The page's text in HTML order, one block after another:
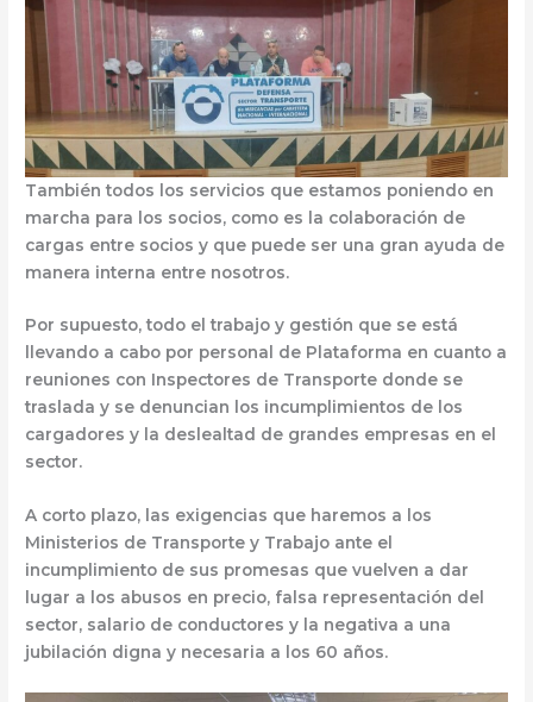
También todos los servicios que estamos poniendo en
marcha para los socios, como es la colaboración de
cargas entre socios y que puede ser una gran ayuda de
manera interna entre nosotros.
Por supuesto, todo el trabajo y gestión que se está
llevando a cabo por personal de Plataforma en cuanto a
reuniones con Inspectores de Transporte donde se
traslada y se denuncian los incumplimientos de los
cargadores y la deslealtad de grandes empresas en el
sector.
A corto plazo, las exigencias que haremos a los
Ministerios de Transporte y Trabajo ante el
incumplimiento de sus promesas que vuelven a dar
lugar a los abusos en precio, falsa representación del
sector, salario de conductores y la negativa a una
jubilación digna y necesaria a los 60 años.